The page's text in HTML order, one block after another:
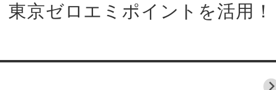
東京ゼロエミポイントを活用